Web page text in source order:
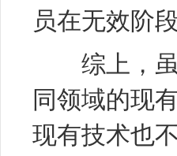
员在无效阶
综上，虽
同领域的现
现有技术也